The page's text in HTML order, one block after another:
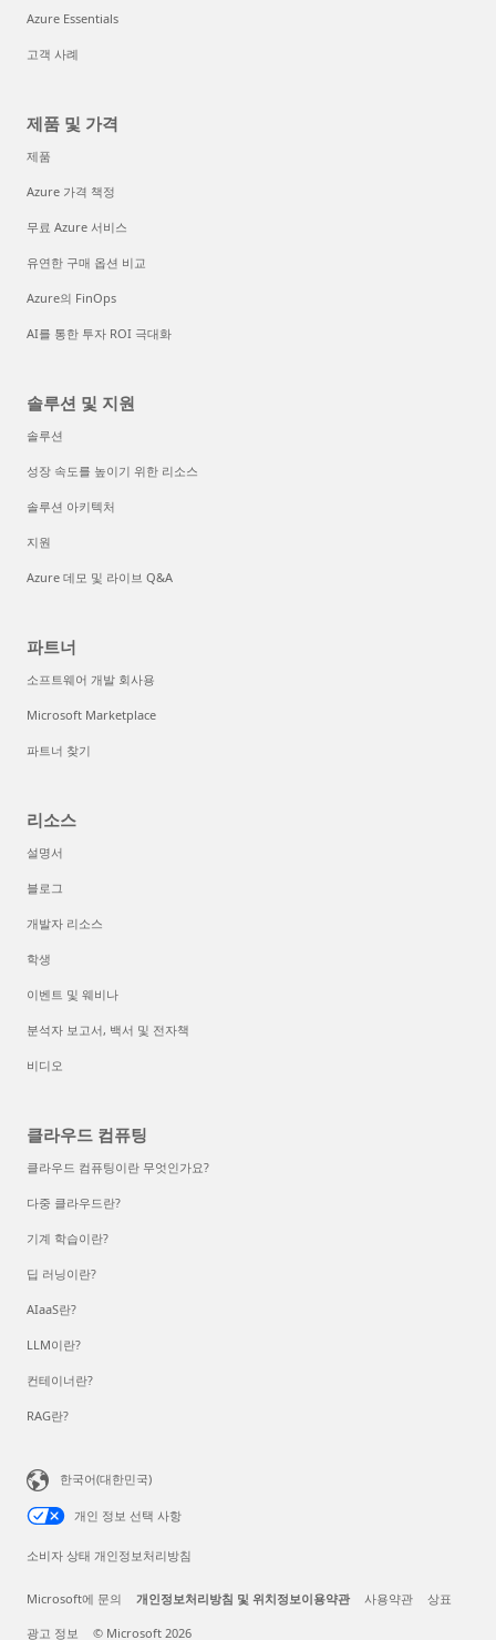
Azure Essentials
고객 사례
제품 및 가격
제품
Azure 가격 책정
무료 Azure 서비스
유연한 구매 옵션 비교
Azure의 FinOps
AI를 통한 투자 ROI 극대화
솔루션 및 지원
솔루션
성장 속도를 높이기 위한 리소스
솔루션 아키텍처
지원
Azure 데모 및 라이브 Q&A
파트너
소프트웨어 개발 회사용
Microsoft Marketplace
파트너 찾기
리소스
설명서
블로그
개발자 리소스
학생
이벤트 및 웨비나
분석자 보고서, 백서 및 전자책
비디오
클라우드 컴퓨팅
클라우드 컴퓨팅이란 무엇인가요?
다중 클라우드란?
기계 학습이란?
딥 러닝이란?
AIaaS란?
LLM이란?
컨테이너란?
RAG란?
한국어(대한민국)
개인 정보 선택 사항
소비자 상태 개인정보처리방침
Microsoft에 문의 개인정보처리방침 및 위치정보이용약관 사용약관 상표
광고 정보 © Microsoft 2026